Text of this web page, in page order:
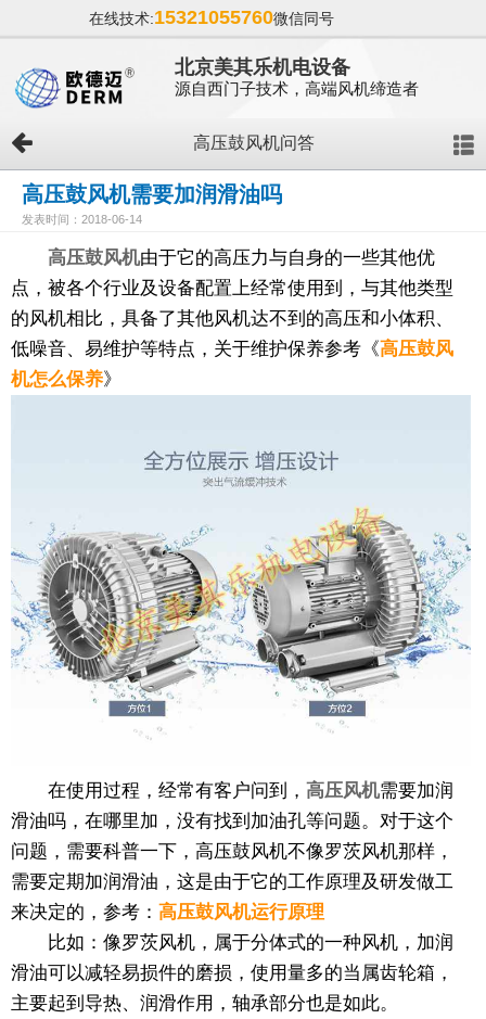
在线技术:15321055760微信同号
北京美其乐机电设备
源自西门子技术，高端风机缔造者
高压鼓风机问答
高压鼓风机需要加润滑油吗
发表时间：2018-06-14
高压鼓风机由于它的高压力与自身的一些其他优
点，被各个行业及设备配置上经常使用到，与其他类型
的风机相比，具备了其他风机达不到的高压和小体积、
低噪音、易维护等特点，关于维护保养参考《高压鼓风
机怎么保养》
在使用过程，经常有客户问到， 高压风机需要加润
滑油吗，在哪里加，没有找到加油孔等问题。对于这个
问题，需要科普一下，高压鼓风机不像罗茨风机那样，
需要定期加润滑油，这是由于它的工作原理及研发做工
来决定的，参考： 高压鼓风机运行原理
比如：像罗茨风机，属于分体式的一种风机，加润
滑油可以减轻易损件的磨损，使用量多的当属齿轮箱，
主要起到导热、润滑作用，轴承部分也是如此。